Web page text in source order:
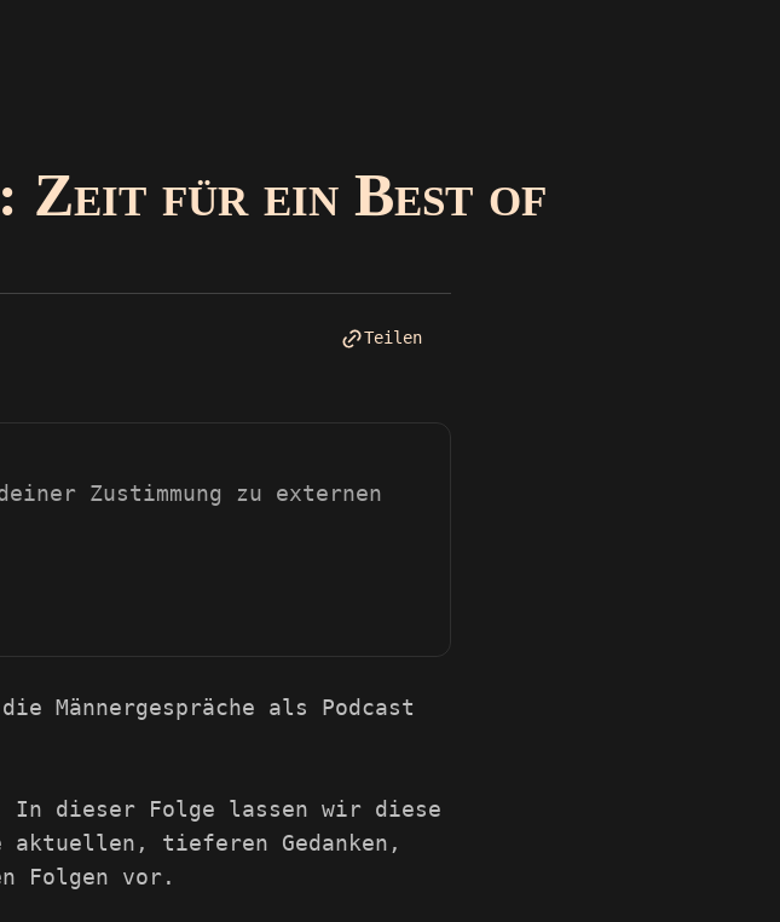
Zeit für ein Best of
Teilen
Zustimmung zu externen
Männergespräche als Podcast
In dieser Folge lassen wir diese
aktuellen, tieferen Gedanken,
Folgen vor.